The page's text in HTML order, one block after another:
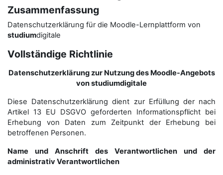
Zusammenfassung
Datenschutzerklärung für die Moodle-Lernplattform von
studiumdigitale
Vollständige Richtlinie
Datenschutzerklärung zur Nutzung des Moodle-Angebots
von studiumdigitale
Diese Datenschutzerklärung dient zur Erfüllung der nach
Artikel 13 EU DSGVO geforderten Informationspflicht bei
Erhebung von Daten zum Zeitpunkt der Erhebung bei
betroffenen Personen.
Name und Anschrift des Verantwortlichen und der
administrativ Verantwortlichen